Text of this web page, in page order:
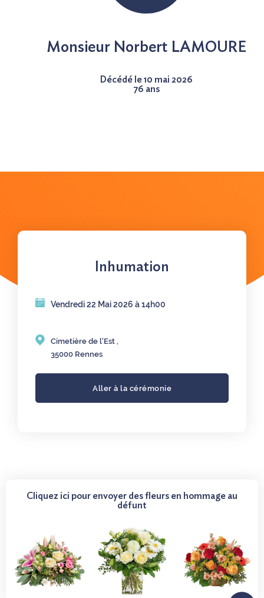
Monsieur Norbert LAMOURE
Décédé le 10 mai 2026
76 ans
Inhumation
Vendredi 22 Mai 2026 à 14h00
Cimetière de l'Est ,
35000 Rennes
Aller à la cérémonie
Cliquez ici pour envoyer des fleurs en hommage au
défunt